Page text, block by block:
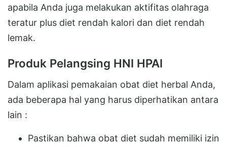
apabila Anda juga melakukan aktifitas olahraga
teratur plus diet rendah kalori dan diet rendah
lemak.
Produk Pelangsing HNI HPAI
Dalam aplikasi pemakaian obat diet herbal Anda,
ada beberapa hal yang harus diperhatikan antara
lain :
Pastikan bahwa obat diet sudah memiliki izin